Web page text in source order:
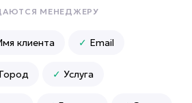
МЕНЕДЖЕРУ
клиента ✓ Email
Город ✓ Услуга